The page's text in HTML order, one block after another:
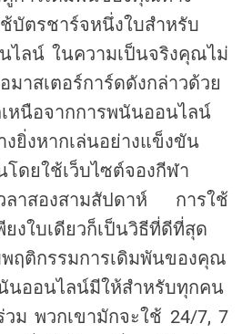
บัตรชาร์จหนึ่งใบสำหรับ
ไลน์ ในความเป็นจริงคุณไม่
มาสเตอร์การ์ดดังกล่าวด้วย
หนือจากการพนันออนไลน์
งยิ่งหากเล่นอย่างแข็งขัน
โดยใช้เว็บไซต์จองกีฬา
ลาสองสามสัปดาห์
การใช้
ยงใบเดียวก็เป็นวิธีที่ดีที่สุด
ฤติกรรมการเดิมพันของคุณ
นออนไลน์มีให้สำหรับทุกคน
วม พวกเขามักจะใช้ 24/7, 7